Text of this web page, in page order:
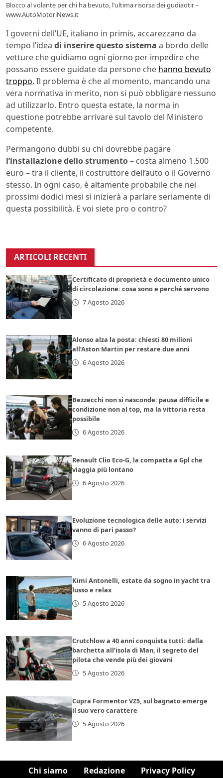
Blocco al volante per chi ha bevuto, l’ultima risorsa dei gudiaotir –
www.AutoMotoriNews.it
I governi dell’UE, italiano in primis, accarezzano da
tempo l’idea di inserire questo sistema a bordo delle
vetture che guidiamo ogni giorno per impedire che
possano essere guidate da persone che hanno bevuto
troppo. Il problema è che al momento, mancando una
vera normativa in merito, non si può obbligare nessuno
ad utilizzarlo. Entro questa estate, la norma in
questione potrebbe arrivare sul tavolo del Ministero
competente.
Permangono dubbi su chi dovrebbe pagare
l’installazione dello strumento– costa almeno 1.500
euro – tra il cliente, il costruttore dell’auto o il Governo
stesso. In ogni caso, è altamente probabile che nei
prossimi dodici mesi si inizierà a parlare seriamente di
questa possibilità. E voi siete pro o contro?
ARTICOLI RECENTI
Certificato di proprietà e documento unico
di circolazione: cosa sono e perché servono
7 Agosto 2026
Alonso alza la posta: chiesti 80 milioni
all’Aston Martin per restare due anni
6 Agosto 2026
Bezzecchi non si nasconde: pausa difficile e
condizione non al top, ma la vittoria resta
possibile
6 Agosto 2026
Renault Clio Eco-G, la compatta a Gpl che
viaggia più lontano
6 Agosto 2026
Evoluzione tecnologica delle auto: i servizi
vanno di pari passo?
6 Agosto 2026
Kimi Antonelli, estate da sogno in yacht tra
lusso e relax
5 Agosto 2026
Crutchlow a 40 anni conquista tutti: dalla
barchetta all’isola di Man, il segreto del
pilota che vende più dei giovani
5 Agosto 2026
Cupra Formentor VZ5, sul bagnato emerge
il suo vero carattere
5 Agosto 2026
Chi siamo Redazione Privacy Policy